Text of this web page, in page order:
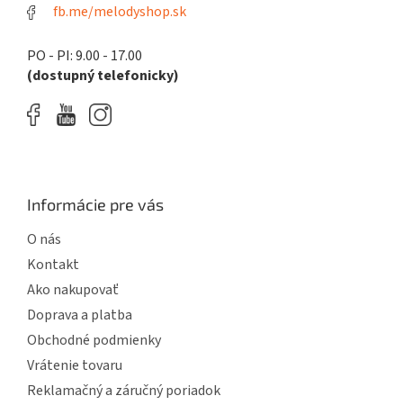
fb.me/melodyshop.sk
PO - PI: 9.00 - 17.00
(dostupný telefonicky)
Informácie pre vás
O nás
Kontakt
Ako nakupovať
Doprava a platba
Obchodné podmienky
Vrátenie tovaru
Reklamačný a záručný poriadok